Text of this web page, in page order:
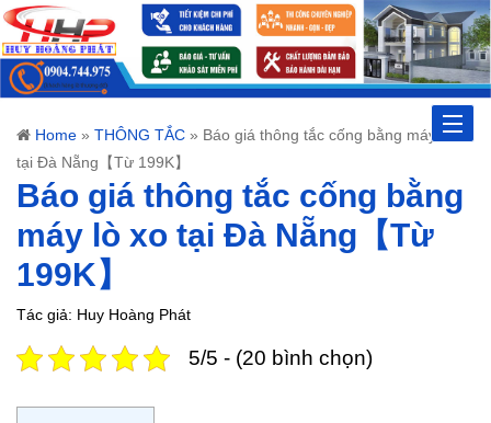
Toggle
Home » THÔNG TẮC » Báo giá thông tắc cống bằng máy lò xo
tại Đà Nẵng【Từ 199K】
Báo giá thông tắc cống bằng
máy lò xo tại Đà Nẵng【Từ
199K】
Tác giả: Huy Hoàng Phát
5/5 - (20 bình chọn)